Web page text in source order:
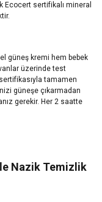
Ecocert sertifikalı mineral
güneş kremi hem bebek
üzerinde test
tamamen
güneşe çıkarmadan
gerekir. Her 2 saatte
Nazik Temizlik